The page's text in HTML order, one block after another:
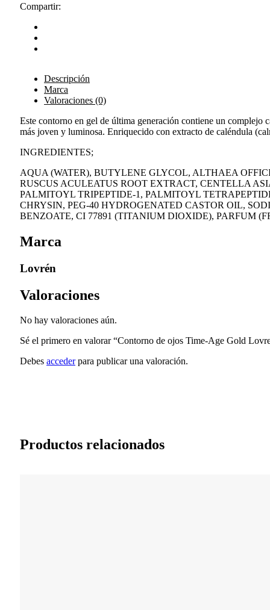
Compartir:
Descripción
Marca
Valoraciones (0)
Este contorno en gel de última generación contiene un complejo
más joven y luminosa. Enriquecido con extracto de caléndula
INGREDIENTES;
AQUA (WATER), BUTYLENE GLYCOL, ALTHAEA
RUSCUS ACULEATUS ROOT EXTRACT, CENTELLA
PALMITOYL TRIPEPTIDE-1, PALMITOYL
CHRYSIN, PEG-40 HYDROGENATED CASTOR OIL,
BENZOATE, CI 77891 (TITANIUM DIOXIDE), PARFUM
Marca
Lovrén
Valoraciones
No hay valoraciones aún.
Sé el primero en valorar “Contorno de ojos Time-Age Gold
Debes accederpara publicar una valoración.
Productos relacionados